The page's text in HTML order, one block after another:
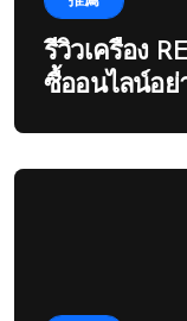
รีวิวเครื่อง
ซื้ออนไลน์อย่